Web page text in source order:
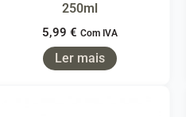
250ml
5,99 € Com IVA
Ler mais